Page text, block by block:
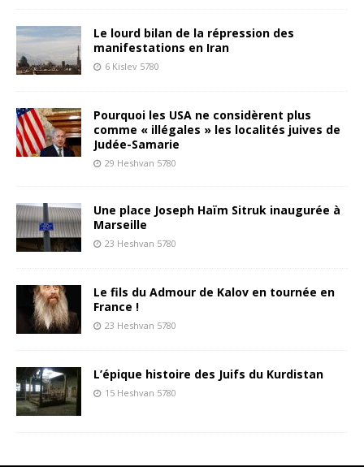
Le lourd bilan de la répression des
manifestations en Iran
6 Kislev 5780
Pourquoi les USA ne considèrent plus
comme « illégales » les localités juives de
Judée-Samarie
29 Heshvan 5780
Une place Joseph Haïm Sitruk inaugurée à
Marseille
23 Heshvan 5780
Le fils du Admour de Kalov en tournée en
France !
23 Heshvan 5780
L’épique histoire des Juifs du Kurdistan
15 Heshvan 5780